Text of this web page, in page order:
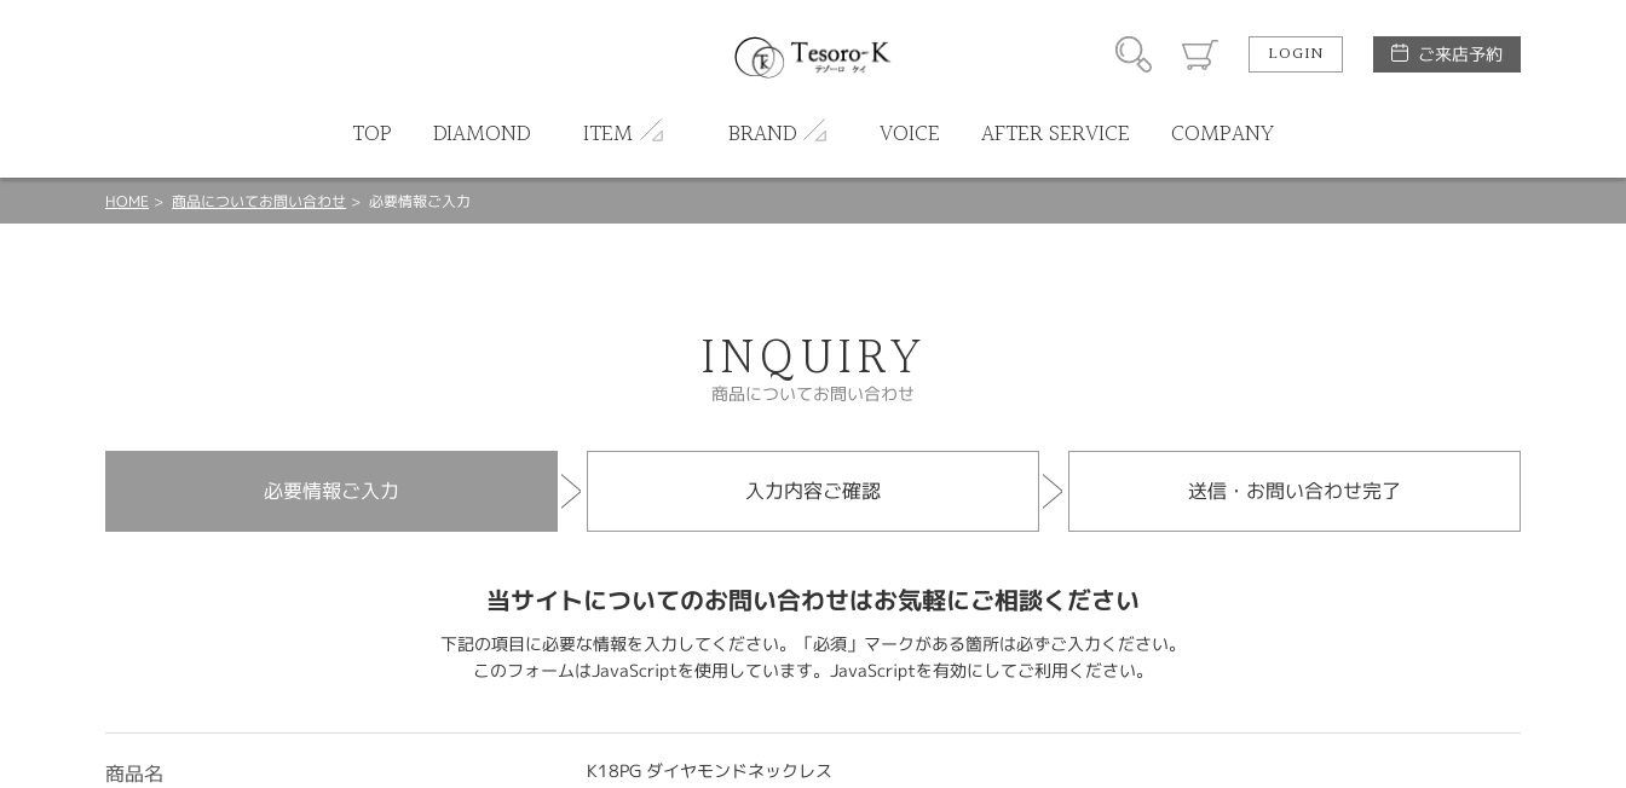
LOGIN ご来店予約
TOP DIAMOND ITEM BRAND VOICE AFTER SERVICE COMPANY
HOME 商品についてお問い合わせ 必要情報ご入力
INQUIRY
商品についてお問い合わせ
必要情報ご入力 入力内容ご確認 送信・お問い合わせ完了
当サイトについてのお問い合わせはお気軽にご相談ください
下記の項目に必要な情報を入力してください。「必須」マークがある箇所は必ずご入力ください。
このフォームはJavaScriptを使用しています。JavaScriptを有効にしてご利用ください。
商品名 K18PG ダイヤモンドネックレス